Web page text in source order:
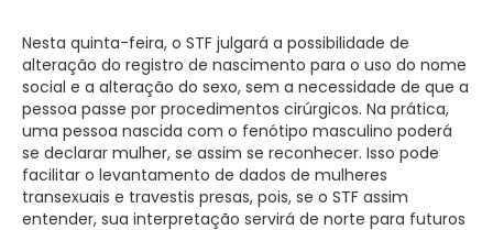
Nesta quinta-feira, o STF julgará a possibilidade de
alteração do registro de nascimento para o uso do nome
social e a alteração do sexo, sem a necessidade de que a
pessoa passe por procedimentos cirúrgicos. Na prática,
uma pessoa nascida com o fenótipo masculino poderá
se declarar mulher, se assim se reconhecer. Isso pode
facilitar o levantamento de dados de mulheres
transexuais e travestis presas, pois, se o STF assim
entender, sua interpretação servirá de norte para futuros